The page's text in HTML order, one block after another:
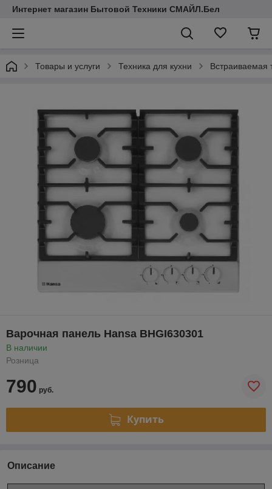
Интернет магазин Бытовой Техники СМАЙЛ.Бел
Товары и услуги Техника для кухни Встраиваемая
Варочная панель Hansa BHGI630301
В наличии
Розница
790 руб.
Купить
Описание